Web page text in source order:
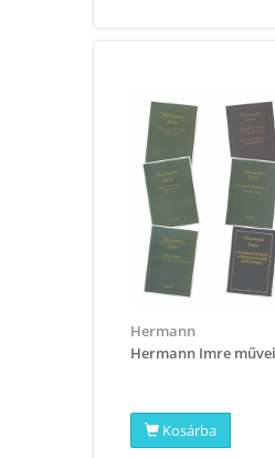
Hermann
Hermann Imre
Kosárba